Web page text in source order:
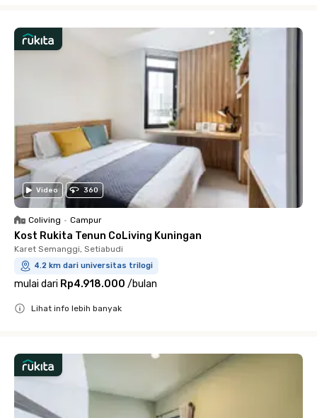
Video 360
Coliving • Campur
Kost Rukita Tenun CoLiving Kuningan
Karet Semanggi, Setiabudi
4.2 km dari universitas trilogi
mulai dari Rp4.918.000 /bulan
Lihat info lebih banyak